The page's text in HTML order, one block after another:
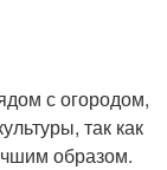
с огородом,
так как
образом.